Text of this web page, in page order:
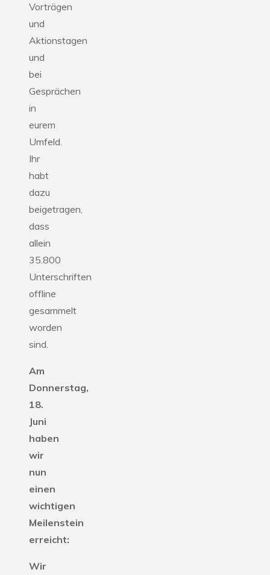
Vorträgen
und
Aktionstagen
und
bei
Gesprächen
in
eurem
Umfeld.
Ihr
habt
dazu
beigetragen,
dass
allein
35.800
Unterschriften
offline
gesammelt
worden
sind.
Am
Donnerstag,
18.
Juni
haben
wir
nun
einen
wichtigen
Meilenstein
erreicht:
Wir